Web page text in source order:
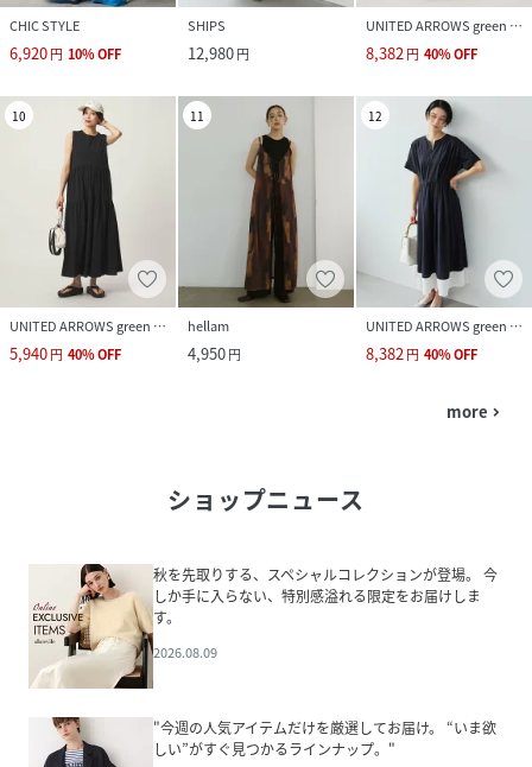
CHIC STYLE
6,920円 10%OFF
SHIPS
12,980円
UNITED ARROWS green label relaxing
8,382円 40%OFF
10
UNITED ARROWS green label relaxing
5,940円 40%OFF
11
hellam
4,950円
12
UNITED ARROWS green label relaxing
8,382円 40%OFF
more navigate_next
ショップニュース
秋を先取りする、スペシャルコレクションが登場。 今
しか手に入らない、特別感溢れる限定をお届けしま
す。
2026.08.09
"今週の人気アイテムだけを厳選してお届け。 “いま欲
しい”がすぐ見つかるラインナップ。"